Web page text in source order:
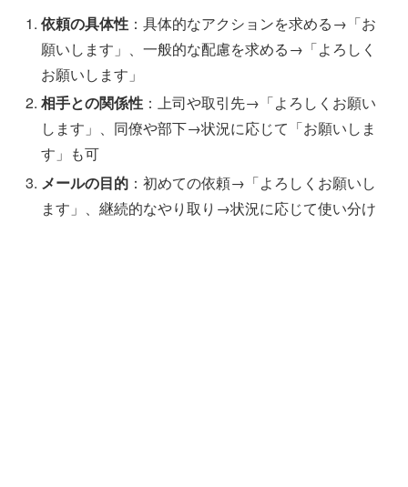
依頼の具体性 ：具体的なアクションを求める→「お
願いします」、一般的な配慮を求める→「よろしく
お願いします」
相手との関係性 ：上司や取引先→「よろしくお願い
します」、同僚や部下→状況に応じて「お願いしま
す」も可
メールの目的 ：初めての依頼→「よろしくお願いし
ます」、継続的なやり取り→状況に応じて使い分け